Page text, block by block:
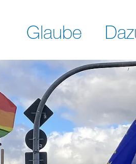
Glaube